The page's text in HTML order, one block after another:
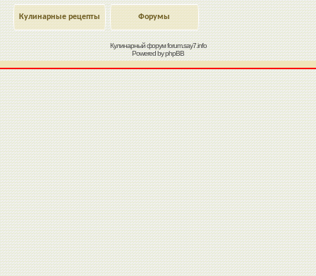
Кулинарные рецепты Форумы
Кулинарный форумforum.say7.info
Powered byphpBB